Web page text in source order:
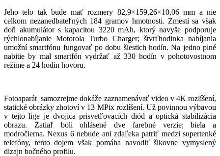
Jeho telo tak bude mať rozmery 82,9×159,26×10,06 mm a nie
celkom nezanedbateľných 184 gramov hmotnosti. Zmestí sa však
doň akumulátor s kapacitou 3220 mAh, ktorý navyše podporuje
rýchlonabíjanie Motorola Turbo Charger; štvrťhodinka nabíjania
umožní smartfónu fungovať po dobu šiestich hodín. Na jedno plné
nabitie by mal smartfón vydržať až 330 hodín v pohotovostnom
režime a 24 hodín hovoru.
Fotoaparát samozrejme dokáže zaznamenávať video v 4K rozlíšení,
statické obrázky zhotoví v 13 MPix rozlíšení. Už povinnou výbavou
v tejto lige je dvojica prisvetľovacích diód a optická stabilizácia
obrazu. Zatiaľ boli ohlásené dve farebné verzie; biela a
modročierna. Nexus 6 nebude ani zdaľeka patriť medzi supertenké
telefóny, tento dojem však pomáha navodiť šikovne vymyslený
dizajn bočného profilu.